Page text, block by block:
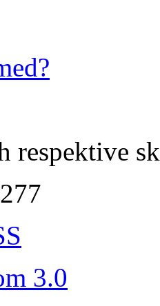
respektive
3.0